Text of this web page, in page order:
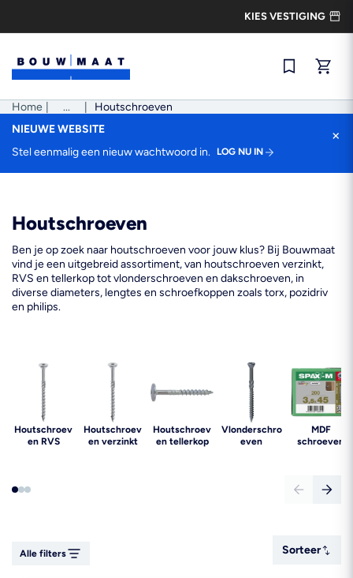
inhoud
KIES VESTIGING
Snel
Home ...
Pad
Houtschroeven
NIEUWE WEBSITE
Stel eenmalig een nieuw wachtwoord in.
LOG NU IN
×
Houtschroeven
Ben je op zoek naar houtschroeven voor jouw klus? Bij Bouwmaat
vind je een uitgebreid assortiment, van houtschroeven verzinkt,
RVS en tellerkop tot vlonderschroeven en dakschroeven, in
diverse diameters, lengtes en schroefkoppen zoals torx, pozidriv
en philips.
Houtschroev
en RVS
Houtschroev
en verzinkt
Houtschroev
en tellerkop
Vlonderschro
even
MDF
schroeven
Alle filters
Sorteer
Sorteer